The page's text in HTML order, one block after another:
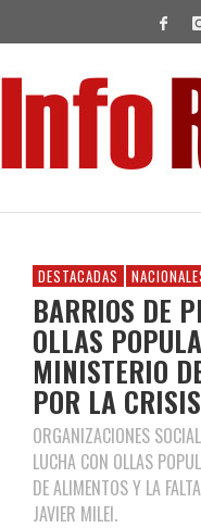
DESTACADAS
BARRIOS DE
OLLAS
MINISTERIO
POR LA
ORGANIZACIONES
LUCHA CON OLLAS
DE ALIMENTOS Y LA
JAVIER MILEI.